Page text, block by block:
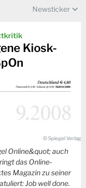
Newsticker
Kiosk-
© Spiegel Verlag
Online&quot; auch
das Online-
Magazin zu seiner
Job well done.